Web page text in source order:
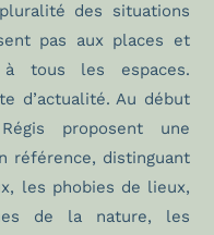
des situations
pas aux places et
à tous les espaces.
d’actualité. Au début
proposent une
référence, distinguant
les phobies de lieux,
de la nature, les